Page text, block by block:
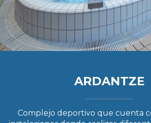
ARDANTZE
Complejo deportivo que cuenta